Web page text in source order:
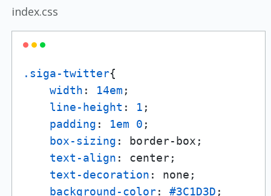
index.css
.siga-twitter{
width : 14em ;
line-height : 1 ;
padding : 1em 0 ;
box-sizing : border-box;
text-align : center;
text-decoration : none;
background-color: #3C1D3D ;